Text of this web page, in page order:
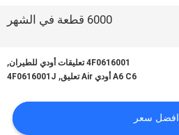
6000 قطعة في الشهر
4F0616001 تعليقات أودي للطيران ,
A6 C6 أودي Air تعليق ,
4F0616001J
افضل سعر